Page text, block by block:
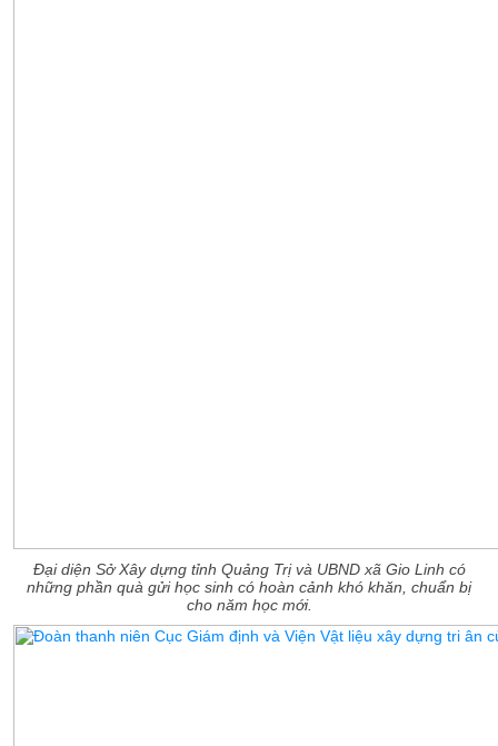
Đại diện Sở Xây dựng tỉnh Quảng Trị và UBND xã Gio Linh có
những phần quà gửi học sinh có hoàn cảnh khó khăn, chuẩn bị
cho năm học mới.